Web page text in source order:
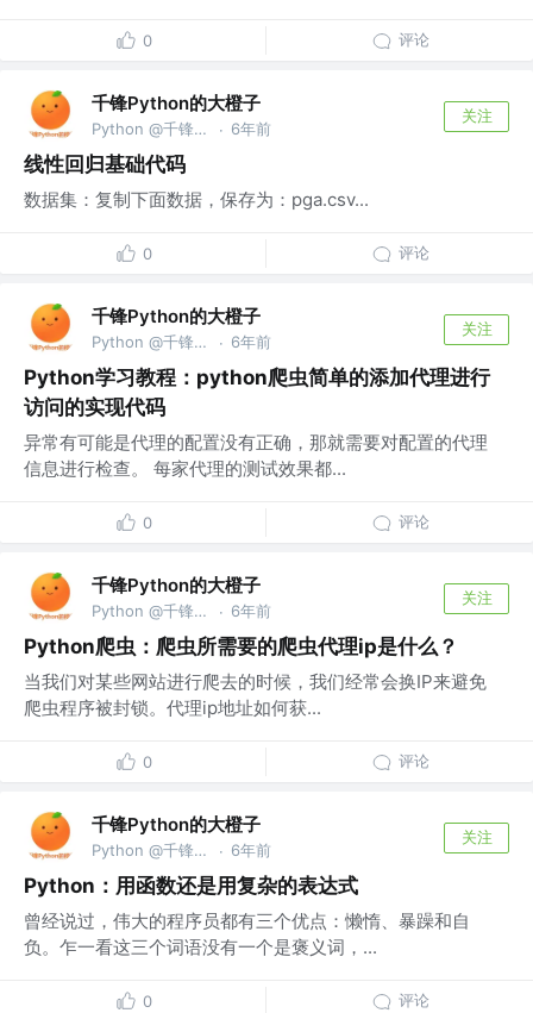
0 评论
千锋Python的大橙子
Python @千锋教育部 · 6年前
关注
线性回归基础代码
数据集：复制下面数据，保存为：pga.csv...
0 评论
千锋Python的大橙子
Python @千锋教育部 · 6年前
关注
Python学习教程：python爬虫简单的添加代理进行
访问的实现代码
异常有可能是代理的配置没有正确，那就需要对配置的代理
信息进行检查。 每家代理的测试效果都...
0 评论
千锋Python的大橙子
Python @千锋教育部 · 6年前
关注
Python爬虫：爬虫所需要的爬虫代理ip是什么？
当我们对某些网站进行爬去的时候，我们经常会换IP来避免
爬虫程序被封锁。代理ip地址如何获...
0 评论
千锋Python的大橙子
Python @千锋教育部 · 6年前
关注
Python：用函数还是用复杂的表达式
曾经说过，伟大的程序员都有三个优点：懒惰、暴躁和自
负。乍一看这三个词语没有一个是褒义词，...
0 评论